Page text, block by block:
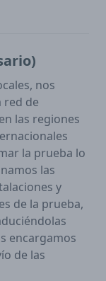
nos
red de
las regiones
la prueba lo
las
y
de la prueba,
encargamos
de las